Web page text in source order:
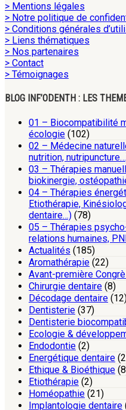
> Mentions légales
> Notre politique de
> Conditions générales
> Liens thématiques
> Nos partenaires
> Contact
> Témoignages
BLOG INF’ODENTH : LES
01 – Biocompatibilité
écologie (102)
02 – Médecine
nutrition,
03 – Thérapies
biokinergie,
04 – Thérapies
Etiothérapie,
dentaire…) (78)
05 – Thérapies
relations humaines,
Actualités (185)
Aromathérapie (22)
Avant-première
Chirurgie dentaire (8)
Décodage dentaire
Dentisterie (37)
Dentisterie
Ecologie &
Endodontie (2)
Energétique dentaire
Ethique & Bioéthique
Etiothérapie (2)
Homéopathie (21)
Implantologie dentaire